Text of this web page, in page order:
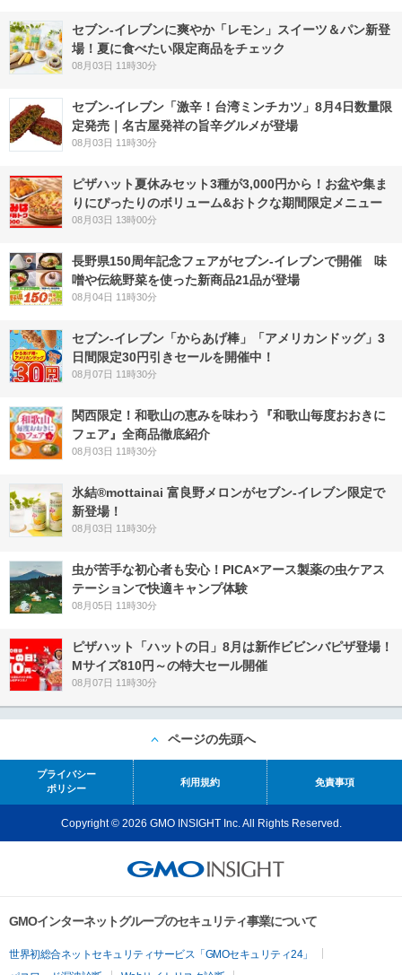
セブン‐イレブンに爽やか「レモン」スイーツ＆パン新登
場！夏に食べたい限定商品をチェック
08月03日 11時30分
セブン-イレブン「激辛！台湾ミンチカツ」8月4日数量限
定発売｜名古屋発祥の旨辛グルメが登場
08月03日 11時30分
ピザハット夏休みセット3種が3,000円から！お盆や集ま
りにぴったりのボリューム&おトクな期間限定メニュー
08月03日 13時00分
長野県150周年記念フェアがセブン-イレブンで開催 味
噌や伝統野菜を使った新商品21品が登場
08月04日 11時30分
セブン‐イレブン「からあげ棒」「アメリカンドッグ」3
日間限定30円引きセールを開催中！
08月07日 11時30分
関西限定！和歌山の恵みを味わう『和歌山毎度おおきに
フェア』全商品徹底紹介
08月03日 11時30分
氷結®mottainai 富良野メロンがセブン‐イレブン限定で
新登場！
08月03日 11時30分
虫が苦手な初心者も安心！PICA×アース製薬の虫ケアス
テーションで快適キャンプ体験
08月05日 11時30分
ピザハット「ハットの日」8月は新作ビビンバピザ登場！
Mサイズ810円～の特大セール開催
08月07日 11時30分
ページの先頭へ
プライバシー
ポリシー
利用規約 免責事項
Copyright © 2026 GMO INSIGHT Inc. All Rights Reserved.
GMOインターネットグループのセキュリティ事業について
世界初総合ネットセキュリティサービス「GMOセキュリティ24」